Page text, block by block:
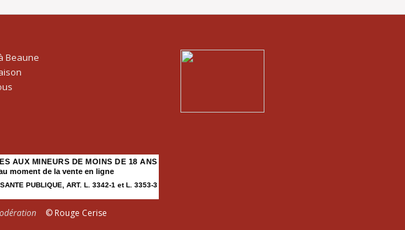
Beaune
AUX MINEURS DE MOINS DE 18 ANS
moment de la vente en ligne
PUBLIQUE, ART. L. 3342-1 et L. 3353-3
© Rouge Cerise